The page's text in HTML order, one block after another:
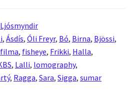
Ljósmyndir
, Ásdís, Óli Freyr, Bó, Birna, Bjössi,
filma, fisheye, Frikki, Halla,
, Lalli, lomography,
, Ragga, Sara, Sigga, sumar